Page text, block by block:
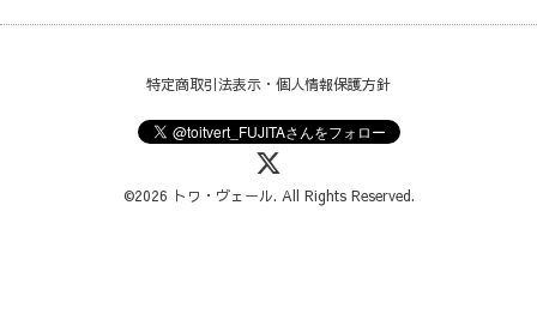
特定商取引法表示・個人情報保護方針
©2026 トワ・ヴェール. All Rights Reserved.